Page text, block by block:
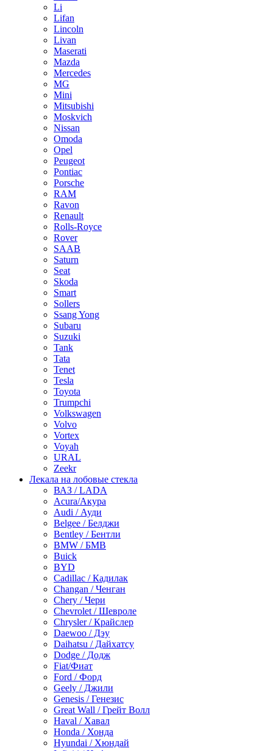
Li
Lifan
Lincoln
Livan
Maserati
Mazda
Mercedes
MG
Mini
Mitsubishi
Moskvich
Nissan
Omoda
Opel
Peugeot
Pontiac
Porsche
RAM
Ravon
Renault
Rolls-Royce
Rover
SAAB
Saturn
Seat
Skoda
Smart
Sollers
Ssang Yong
Subaru
Suzuki
Tank
Tata
Tenet
Tesla
Toyota
Trumpchi
Volkswagen
Volvo
Vortex
Voyah
URAL
Zeekr
Лекала на лобовые стекла
ВАЗ / LADA
Acura/Акура
Audi / Ауди
Belgee / Белджи
Bentley / Бентли
BMW / БМВ
Buick
BYD
Cadillac / Кадилак
Changan / Ченган
Chery / Чери
Chevrolet / Шевроле
Chrysler / Крайслер
Daewoo / Дэу
Daihatsu / Дайхатсу
Dodge / Додж
Fiat/Фиат
Ford / Форд
Geely / Джили
Genesis / Генезис
Great Wall / Грейт Волл
Haval / Хавал
Honda / Хонда
Hyundai / Хюндай